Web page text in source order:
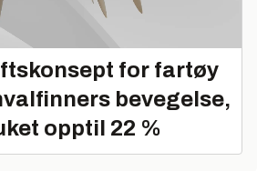
for fartøy
bevegelse,
opptil 22 %